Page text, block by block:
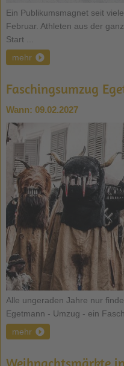
Ein Publikumsmagnet seit
Februar. Athleten aus der
Start ...
mehr
Faschingsumzug
Wann: 09.02.2027
Alle ungeraden Jahre nur
Egetmann - Umzug - ein
mehr